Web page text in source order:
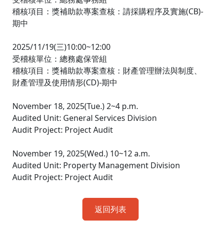
稽核項目：獎補助款專案查核：請採購程序及實施(CB)-
期中
2025/11/19(三)10:00~12:00
受稽核單位：總務處保管組
稽核項目：獎補助款專案查核：財產管理辦法與制度、
財產管理及使用情形(CD)-期中
November 18, 2025(Tue.) 2~4 p.m.
Audited Unit: General Services Division
Audit Project: Project Audit
November 19, 2025(Wed.) 10~12 a.m.
Audited Unit: Property Management Division
Audit Project: Project Audit
返回列表